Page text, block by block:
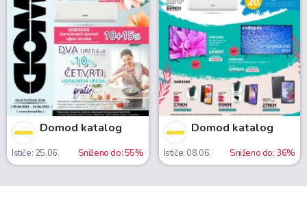
Domod katalog
Ističe: 25.06. Sniženo do: 55%
Domod katalog
Ističe: 08.06. Sniženo do: 36%